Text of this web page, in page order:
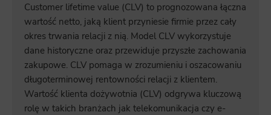
Customer lifetime value (CLV) to prognozowana łączna
wartość netto, jaką klient przyniesie firmie przez cały
okres trwania relacji z nią. Model CLV wykorzystuje
dane historyczne oraz przewiduje przyszłe zachowania
zakupowe. CLV pomaga w zrozumieniu i oszacowaniu
długoterminowej rentowności relacji z klientem.
Wartość klienta dożywotnia (CLV) odgrywa kluczową
rolę w takich branżach jak telekomunikacja czy e-